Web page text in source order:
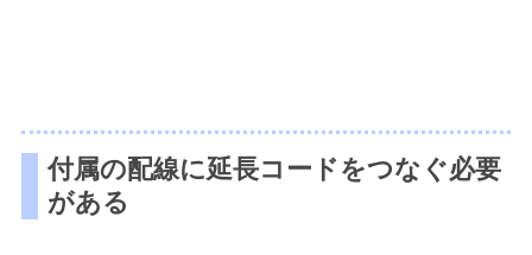
付属の配線に延長コードをつなぐ必要
がある